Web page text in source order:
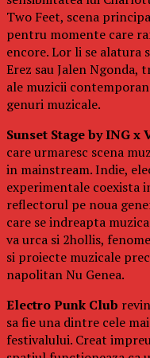
Two Feet, scena
pentru momente care
encore. Lor li se alatura
Erez sau Jalen
ale muzicii
genuri muzicale.
Sunset Stage by ING x
care urmaresc scena
in mainstream. Indie,
experimentale coexista
reflectorul pe noua
care se indreapta
va urca si 2hollis,
si proiecte muzicale
napolitan Nu Genea.
Electro Punk Club
sa fie una dintre cele
festivalului. Creat